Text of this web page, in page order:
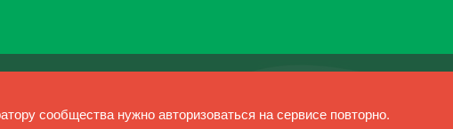
сообщества нужно авторизоваться на сервисе повторно.